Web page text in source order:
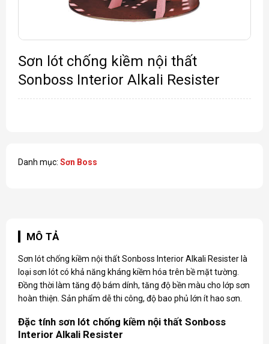
Sơn lót chống kiềm nội thất
Sonboss Interior Alkali Resister
Danh mục: Sơn Boss
MÔ TẢ
Sơn lót chống kiềm nội thất Sonboss Interior Alkali Resister là
loại sơn lót có khả năng kháng kiềm hóa trên bề mặt tường.
Đồng thời làm tăng độ bám dính, tăng độ bền màu cho lớp sơn
hoàn thiện. Sản phẩm dễ thi công, độ bao phủ lớn ít hao sơn.
Đặc tính sơn lót chống kiềm nội thất Sonboss
Interior Alkali Resister